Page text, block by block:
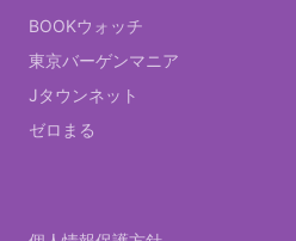
BOOKウォッチ
東京バーゲンマニア
Jタウンネット
ゼロまる